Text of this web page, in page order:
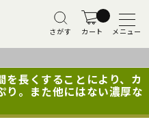
さがす カート メニュー
長くすることにより、カ
り。また他にはない濃厚な